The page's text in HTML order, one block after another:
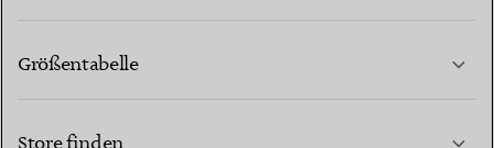
Größentabelle